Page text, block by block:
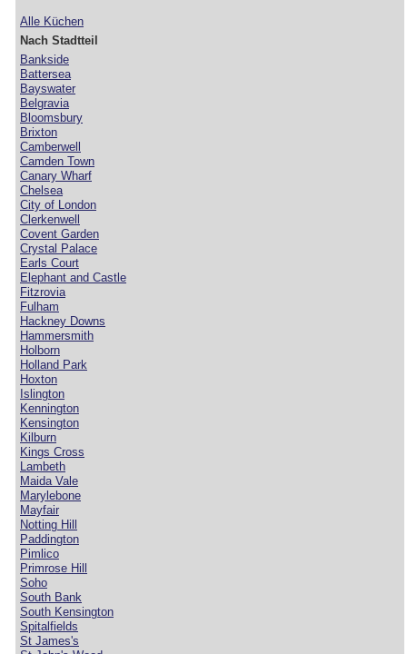
Alle Küchen
Nach Stadtteil
Bankside
Battersea
Bayswater
Belgravia
Bloomsbury
Brixton
Camberwell
Camden Town
Canary Wharf
Chelsea
City of London
Clerkenwell
Covent Garden
Crystal Palace
Earls Court
Elephant and Castle
Fitzrovia
Fulham
Hackney Downs
Hammersmith
Holborn
Holland Park
Hoxton
Islington
Kennington
Kensington
Kilburn
Kings Cross
Lambeth
Maida Vale
Marylebone
Mayfair
Notting Hill
Paddington
Pimlico
Primrose Hill
Soho
South Bank
South Kensington
Spitalfields
St James's